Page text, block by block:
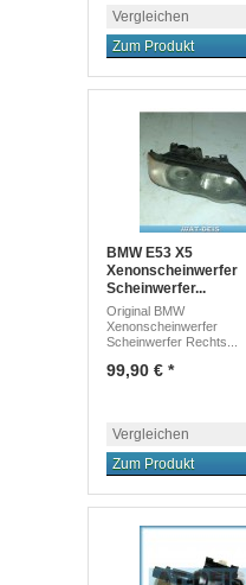
Vergleichen
Zum Produkt
BMW E53 X5
Xenonscheinwerfer
Scheinwerfer...
Original BMW
Xenonscheinwerfer
Scheinwerfer Rechts...
99,90 € *
Vergleichen
Zum Produkt